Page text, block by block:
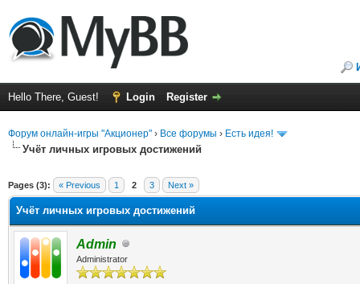
Hello There, Guest! Login Register
Форум онлайн-игры "Акционер" › Все форумы › Есть идея!
Учёт личных игровых достижений
Pages (3): « Previous 1 2 3 Next »
Учёт личных игровых достижений
Admin
Administrator